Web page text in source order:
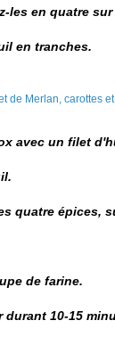
les en quatre sur
en tranches.
avec un filet
quatre épices,
de farine.
durant 10-15